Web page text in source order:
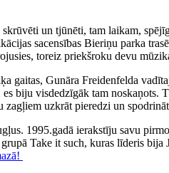
un tjūnēti, tam laikam,
sacensības Bieriņu parka
toreiz priekšroku devu
gaitas, Gunāra Freidenfelda
biju visdedzīgāk tam
uzkrāt pieredzi un
1995.gadā ierakstīju savu
Take it such, kuras līderis